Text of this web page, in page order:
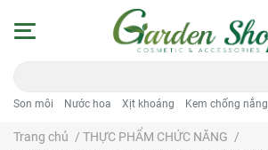
Son môi Nước hoa Xịt khoáng Kem chống nắng
Trang chủ / THỰC PHẨM CHỨC NĂNG /